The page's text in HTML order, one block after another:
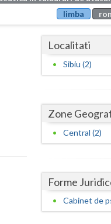
limba
Localitati
Sibiu (2)
Zone
Central (2)
Forme
Cabinet de